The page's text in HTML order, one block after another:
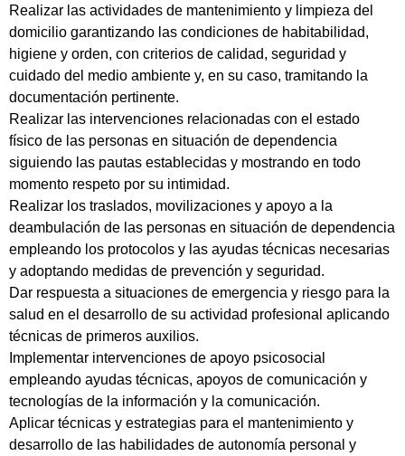
Realizar las actividades de mantenimiento y limpieza del
domicilio garantizando las condiciones de habitabilidad,
higiene y orden, con criterios de calidad, seguridad y
cuidado del medio ambiente y, en su caso, tramitando la
documentación pertinente.
Realizar las intervenciones relacionadas con el estado
físico de las personas en situación de dependencia
siguiendo las pautas establecidas y mostrando en todo
momento respeto por su intimidad.
Realizar los traslados, movilizaciones y apoyo a la
deambulación de las personas en situación de dependencia
empleando los protocolos y las ayudas técnicas necesarias
y adoptando medidas de prevención y seguridad.
Dar respuesta a situaciones de emergencia y riesgo para la
salud en el desarrollo de su actividad profesional aplicando
técnicas de primeros auxilios.
Implementar intervenciones de apoyo psicosocial
empleando ayudas técnicas, apoyos de comunicación y
tecnologías de la información y la comunicación.
Aplicar técnicas y estrategias para el mantenimiento y
desarrollo de las habilidades de autonomía personal y